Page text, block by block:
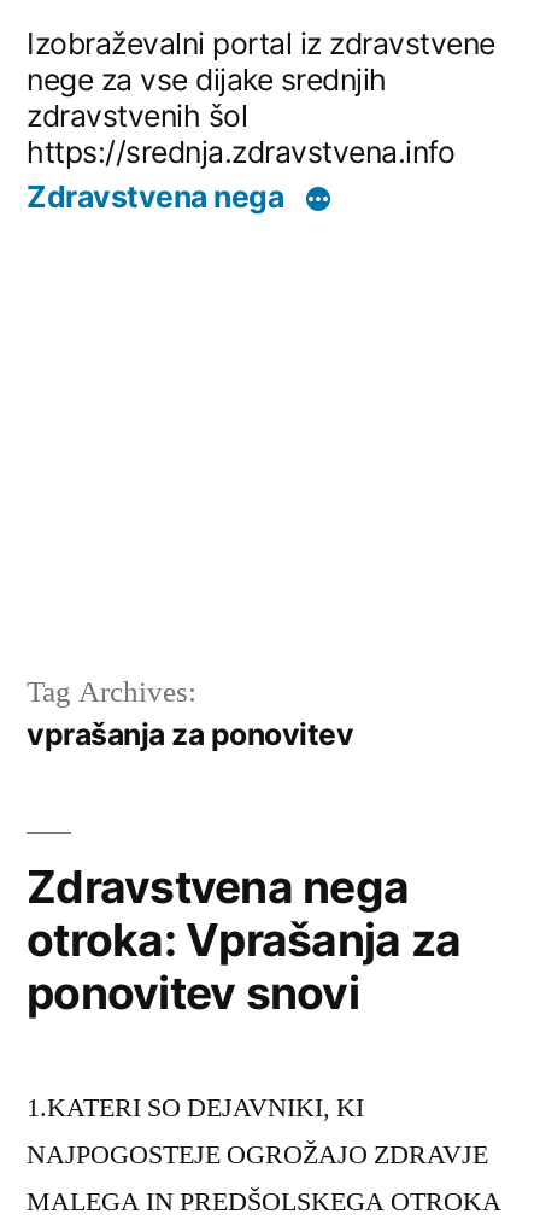
content
Izobraževalni portal iz zdravstvene
nege za vse dijake srednjih
zdravstvenih šol
https://srednja.zdravstvena.info
Zdravstvena nega
Tag Archives:
vprašanja za ponovitev
Zdravstvena nega
otroka: Vprašanja za
ponovitev snovi
1.KATERI SO DEJAVNIKI, KI
NAJPOGOSTEJE OGROŽAJO ZDRAVJE
MALEGA IN PREDŠOLSKEGA OTROKA